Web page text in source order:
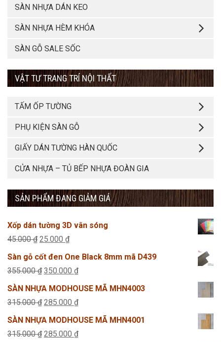
SÀN NHỰA DÁN KEO
SÀN NHỰA HÈM KHÓA
SÀN GỖ SALE SỐC
VẬT TƯ TRANG TRÍ NỘI THẤT
TẤM ỐP TƯỜNG
PHỤ KIỆN SÀN GỖ
GIẤY DÁN TƯỜNG HÀN QUỐC
CỬA NHỰA – TỦ BẾP NHỰA ĐOÀN GIA
SẢN PHẨM ĐANG GIẢM GIÁ
Xốp dán tường 3D vân sóng
45.000₫ Giá
gốc
là:
25.000 ₫Giá
hiện
tại
25.000 ₫.
Sàn gỗ cốt đen One Black 8mm mã D439
355.000₫ Giá
gốc
là:
350.000 ₫Giá
hiện
tại
350.000 ₫.
SÀN NHỰA MODHOUSE MÃ MHN4003
315.000₫ Giá
gốc
là:
285.000 ₫Giá
hiện
tại
SÀN NHỰA MODHOUSE MÃ MHN4001
315.000₫ Giá
285.000 ₫Giá